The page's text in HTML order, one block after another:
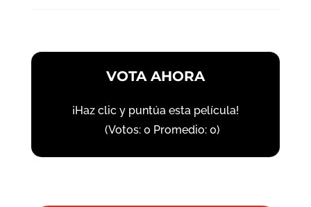
VOTA AHORA
¡Haz clic y puntúa esta película!
(Votos: 0 Promedio: 0)